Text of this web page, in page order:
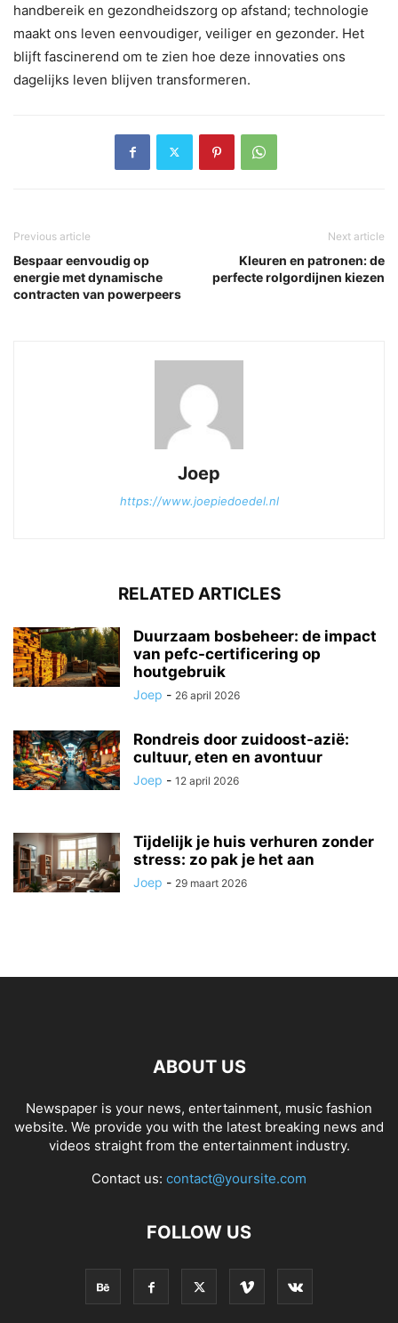
handbereik en gezondheidszorg op afstand; technologie
maakt ons leven eenvoudiger, veiliger en gezonder. Het
blijft fascinerend om te zien hoe deze innovaties ons
dagelijks leven blijven transformeren.
Previous article
Bespaar eenvoudig op
energie met dynamische
contracten van powerpeers
Next article
Kleuren en patronen: de
perfecte rolgordijnen kiezen
Joep
https://www.joepiedoedel.nl
RELATED ARTICLES
Duurzaam bosbeheer: de impact
van pefc-certificering op
houtgebruik
Joep - 26 april 2026
Rondreis door zuidoost-azië:
cultuur, eten en avontuur
Joep - 12 april 2026
Tijdelijk je huis verhuren zonder
stress: zo pak je het aan
Joep - 29 maart 2026
ABOUT US
Newspaper is your news, entertainment, music fashion
website. We provide you with the latest breaking news and
videos straight from the entertainment industry.
Contact us: contact@yoursite.com
FOLLOW US